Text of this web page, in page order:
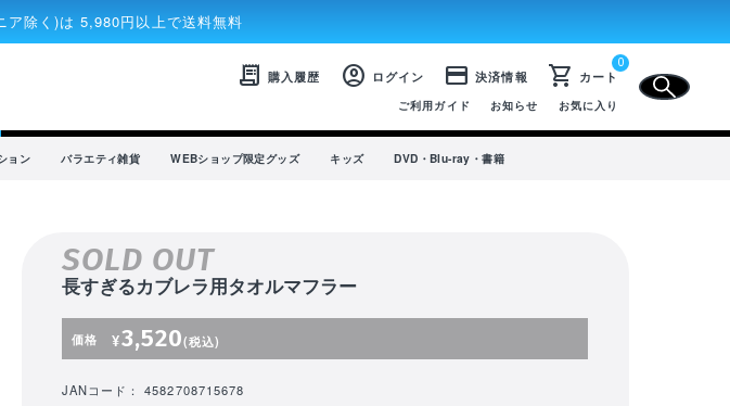
ア除く)は 5,980円以上で送料無料
receipt_long 購入履歴 account_circle ログイン credit_card 決済情報 shopping_cart カート
0
ご利用ガイド お知らせ お気に入り
ョン バラエティ雑貨 WEBショップ限定グッズ キッズ DVD・Blu-ray・書籍
SOLD OUT
長すぎるカブレラ用タオルマフラー
価格 ¥3,520(税込)
JANコード： 4582708715678